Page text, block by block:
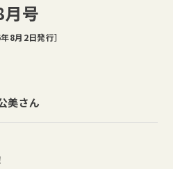
月号
年8月2日発行］
美さん